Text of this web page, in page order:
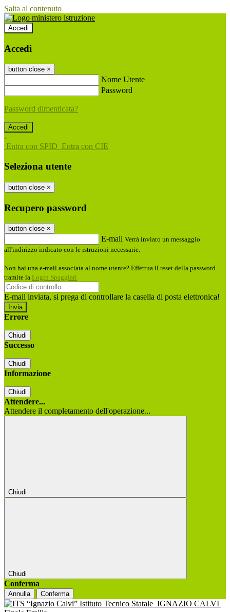
Salta al contenuto
Accedi
Accedi
button close ×
Nome Utente
Password
Password dimenticata?
-
Entra con SPID Entra con CIE
Seleziona utente
button close ×
Recupero password
button close ×
E-mail Verrà inviato un messaggio
all'indirizzo indicato con le istruzioni necessarie.
Non hai una e-mail associata al nome utente? Effettua il reset della password
tramite la Login Spaggiari
E-mail inviata, si prega di controllare la casella di posta elettronica!
Errore
Chiudi
Successo
Chiudi
Informazione
Chiudi
Attendere...
Attendere il completamento dell'operazione...
Chiudi
Chiudi
Conferma
Annulla Conferma
Istituto Tecnico Statale IGNAZIO CALVI